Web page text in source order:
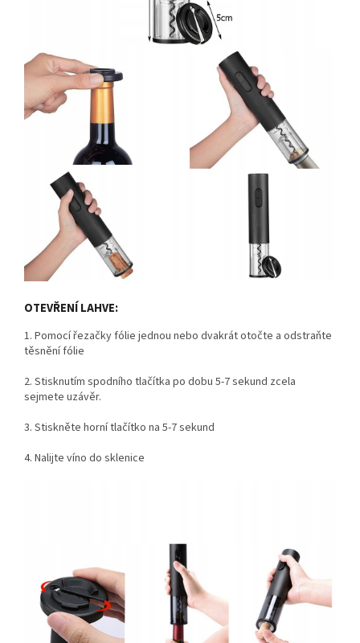
OTEVŘENÍ LAHVE:
1. Pomocí řezačky fólie jednou nebo dvakrát otočte a odstraňte
těsnění fólie
2. Stisknutím spodního tlačítka po dobu 5-7 sekund zcela
sejmete uzávěr.
3. Stiskněte horní tlačítko na 5-7 sekund
4. Nalijte víno do sklenice